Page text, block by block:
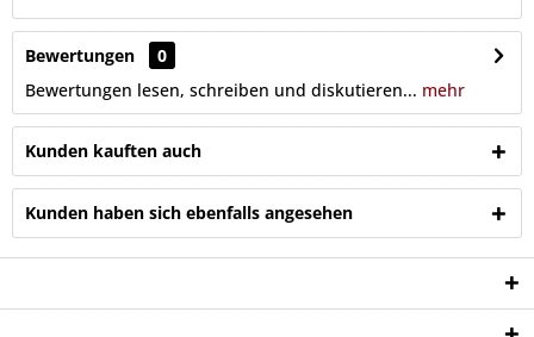
Bewertungen
0
Bewertungen lesen, schreiben und diskutieren... mehr
Kunden kauften auch
Kunden haben sich ebenfalls angesehen